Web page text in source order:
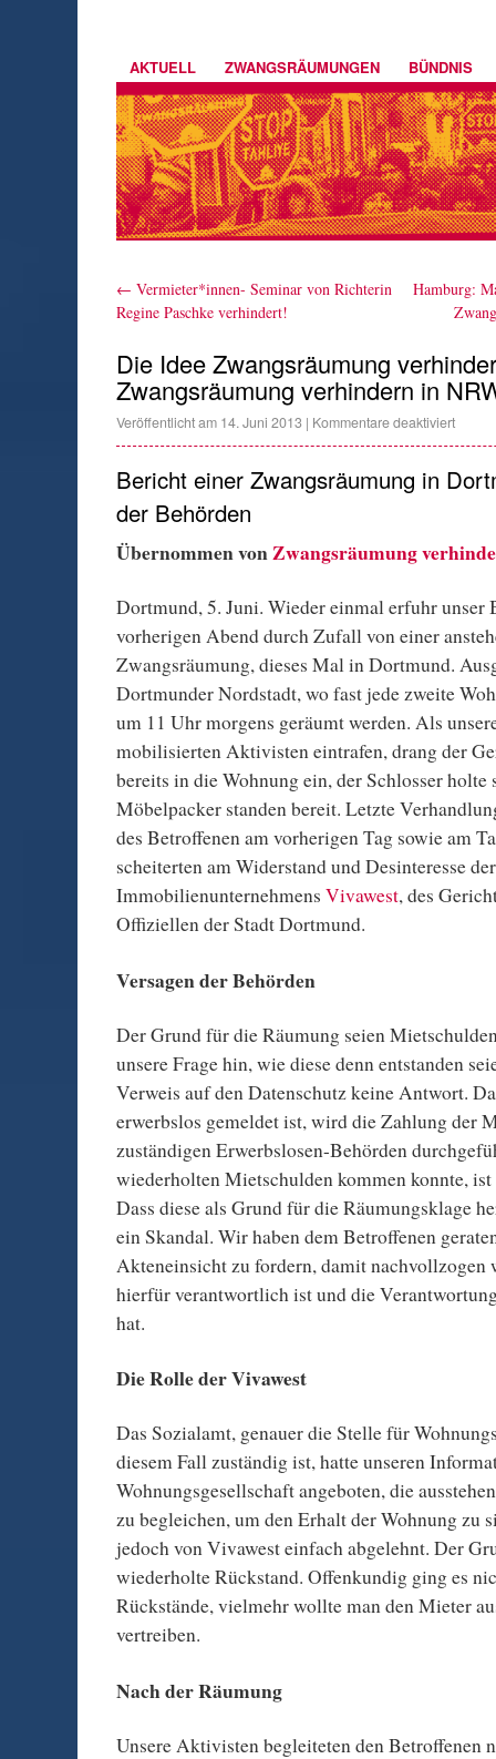
AKTUELL ZWANGSRÄUMUNGEN BÜNDNIS
← Vermieter*innen- Seminar von Richterin
Regine Paschke verhindert!
Hamburg:
Die Idee Zwangsräumung
Zwangsräumung verhindern in
Veröffentlicht am 14. Juni 2013 | Kommentare deaktiviert
Bericht einer Zwangsräumung in
der Behörden
Übernommen vonZwangsräumung
Dortmund, 5. Juni. Wieder einmal erfuhr unser
vorherigen Abend durch Zufall von einer
Zwangsräumung, dieses Mal in Dortmund.
Dortmunder Nordstadt, wo fast jede zweite
um 11 Uhr morgens geräumt werden. Als
mobilisierten Aktivisten eintrafen, drang der
bereits in die Wohnung ein, der Schlosser holte
Möbelpacker standen bereit. Letzte
des Betroffenen am vorherigen Tag sowie am
scheiterten am Widerstand und Desinteresse
Immobilienunternehmens Vivawest, des
Offiziellen der Stadt Dortmund.
Versagen der Behörden
Der Grund für die Räumung seien
unsere Frage hin, wie diese denn entstanden
Verweis auf den Datenschutz keine Antwort.
erwerbslos gemeldet ist, wird die Zahlung der
zuständigen Erwerbslosen-Behörden
wiederholten Mietschulden kommen konnte,
Dass diese als Grund für die Räumungsklage
ein Skandal. Wir haben dem Betroffenen
Akteneinsicht zu fordern, damit nachvollzogen
hierfür verantwortlich ist und die
hat.
Die Rolle der Vivawest
Das Sozialamt, genauer die Stelle für
diesem Fall zuständig ist, hatte unseren
Wohnungsgesellschaft angeboten, die
zu begleichen, um den Erhalt der Wohnung zu
jedoch von Vivawest einfach abgelehnt. Der
wiederholte Rückstand. Offenkundig ging es
Rückstände, vielmehr wollte man den Mieter
vertreiben.
Nach der Räumung
Unsere Aktivisten begleiteten den Betroffenen